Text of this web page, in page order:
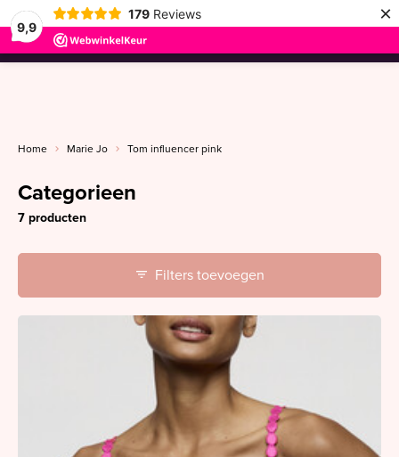
9,9
179 Reviews ×
menu
Home Marie Jo Tom influencer pink
Categorieen
7 producten
Filters toevoegen